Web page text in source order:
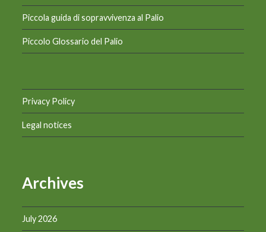
Piccola guida di sopravvivenza al Palio
Piccolo Glossario del Palio
Privacy Policy
Legal notices
Archives
July 2026